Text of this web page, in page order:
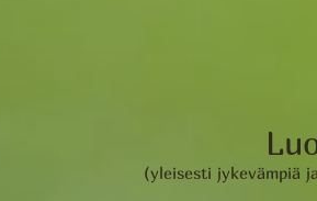
(yleisesti jykevämpiä